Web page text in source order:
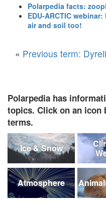
Polarpedia facts:
EDU-ARCTIC
air and soil too!
« Previous term:
Polarpedia has
topics. Click on an icon
terms.
Ice & Snow
Atmosphere